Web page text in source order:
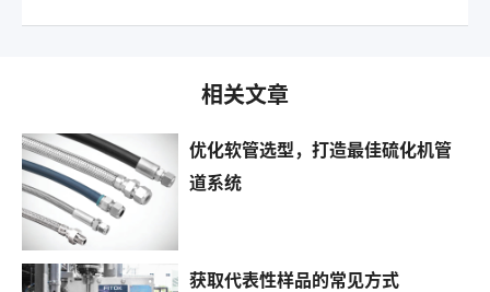
相关文章
优化软管选型，打造最佳硫化机管
道系统
获取代表性样品的常见方式